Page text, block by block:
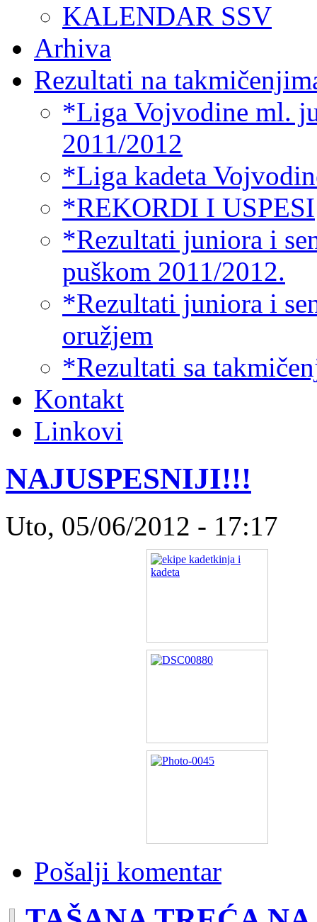
KALENDAR SSV
Arhiva
Rezultati na
*Liga Vojvodine ml.
2011/2012
*Liga kadeta
*REKORDI I USPESI
*Rezultati juniora i
puškom 2011/2012.
*Rezultati juniora i
oružjem
*Rezultati sa
Kontakt
Linkovi
NAJUSPESNIJI!!!
Uto, 05/06/2012 - 17:17
Pošalji komentar